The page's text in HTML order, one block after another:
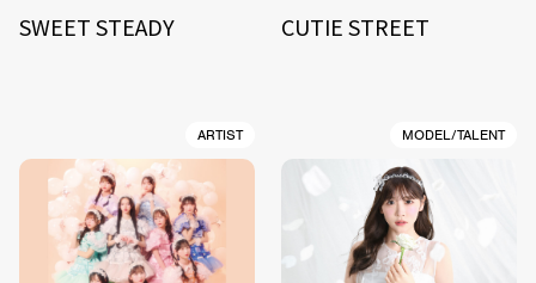
SWEET STEADY CUTIE STREET
ARTIST MODEL/TALENT